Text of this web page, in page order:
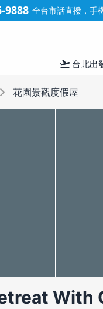
9888 全台市話直撥，手
flight_takeoff 台北出
花園景觀度假屋
With